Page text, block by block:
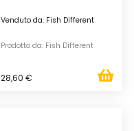
Venduto da: Fish Different
Prodotto da: Fish Different
28,60 €